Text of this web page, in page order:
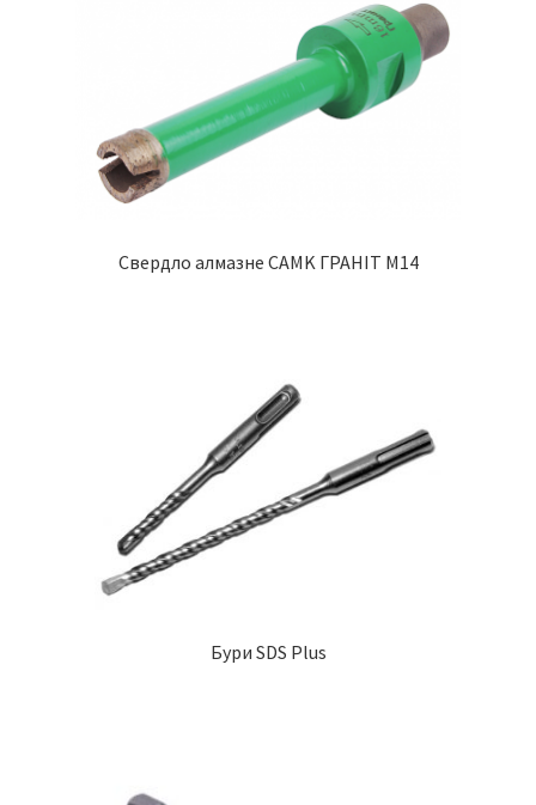
Свердло алмазне CAMK ГРАНІТ M14
Бури SDS Plus